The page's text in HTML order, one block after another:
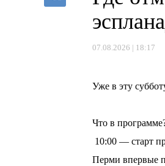
07.08.2026 | 18:17
Уже в эту
Что в
10:00 — старт
Перми впервые